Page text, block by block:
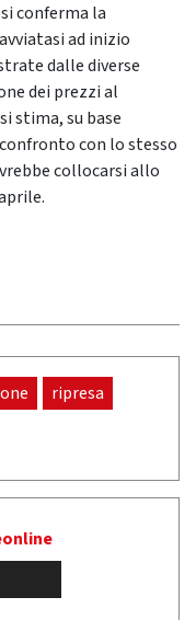
conferma la
ad inizio
dalle diverse
dei prezzi al
stima, su base
con lo stesso
collocarsi allo
ripresa